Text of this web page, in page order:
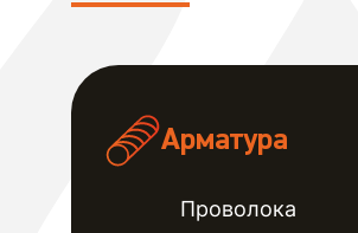
Арматура
Проволока